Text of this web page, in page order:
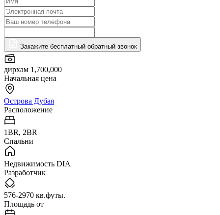
Закажите бесплатный обратный звонок
дирхам 1,700,000
Начальная цена
Острова Дубая
Расположение
1BR, 2BR
Спальни
Недвижимость DIA
Разработчик
576-2970 кв.футы.
Площадь от